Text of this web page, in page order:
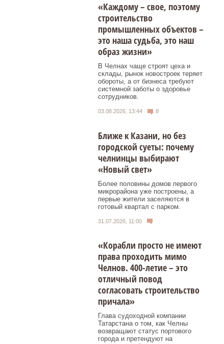
«Каждому – свое, поэтому
строительство
промышленных объектов –
это наша судьба, это наш
образ жизни»
В Челнах чаще строят цеха и
склады, рынок новостроек теряет
обороты, а от бизнеса требуют
системной заботы о здоровье
сотрудников.
03.08.2026, 13:44 8
Ближе к Казани, но без
городской суеты: почему
челнинцы выбирают
«Новый свет»
Более половины домов первого
микрорайона уже построены, а
первые жители заселяются в
готовый квартал с парком.
31.07.2026, 11:00
«Корабли просто не имеют
права проходить мимо
Челнов. 400-летие – это
отличный повод
согласовать строительство
причала»
Глава судоходной компании
Татарстана о том, как Челны
возвращают статус портового
города и претендуют на